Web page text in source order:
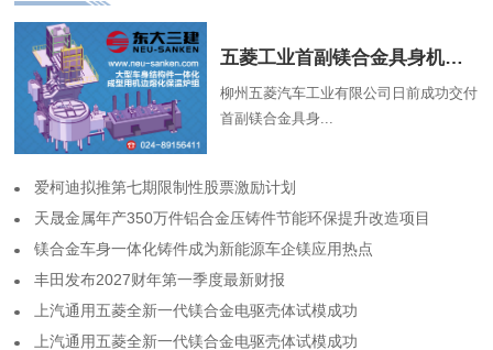
​五菱工业首副镁合金具身机器人骨架成功交付
柳州五菱汽车工业有限公司日前成功交付
首副镁合金具身...
​爱柯迪拟推第七期限制性股票激励计划
​天晟金属年产350万件铝合金压铸件节能环保提升改造项目
​镁合金车身一体化铸件成为新能源车企镁应用热点
​丰田发布2027财年第一季度最新财报
​上汽通用五菱全新一代镁合金电驱壳体试模成功
​上汽通用五菱全新一代镁合金电驱壳体试模成功